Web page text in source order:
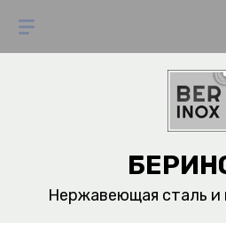
Нержавеющая сталь